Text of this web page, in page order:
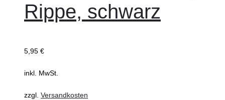
Rippe, schwarz
5,95 €
inkl. MwSt.
zzgl. Versandkosten